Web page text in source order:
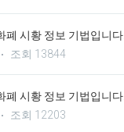
폐 시황 정보 기법입니다.
조회 13844
폐 시황 정보 기법입니다.
조회 12203